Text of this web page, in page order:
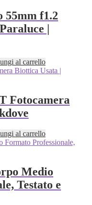
55mm f1.2
|
al carrello
Fotocamera
al carrello
Medio
Testato e